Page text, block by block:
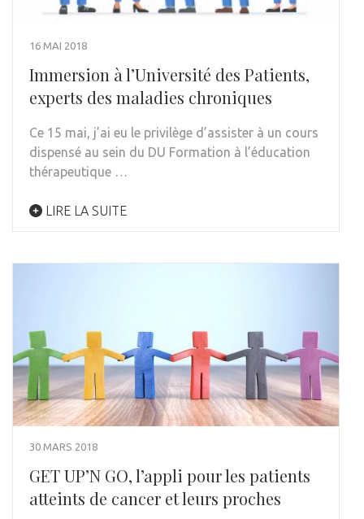
16 MAI 2018
Immersion à l’Université des Patients,
experts des maladies chroniques
Ce 15 mai, j’ai eu le privilège d’assister à un cours
dispensé au sein du DU Formation à l’éducation
thérapeutique …
LIRE LA SUITE
30 MARS 2018
GET UP’N GO, l’appli pour les patients
atteints de cancer et leurs proches